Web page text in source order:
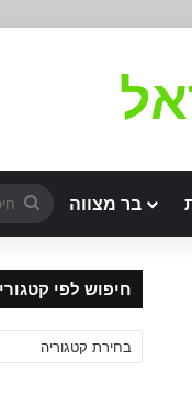
בר מצווה
:
חיפוש לפי
חיפוש
לפי